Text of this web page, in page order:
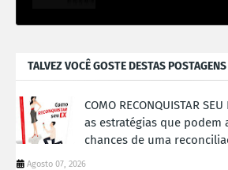
TALVEZ VOCÊ GOSTE DESTAS POSTAGENS
COMO RECONQUISTAR
as estratégias que podem
chances de uma
Agosto 07, 2026